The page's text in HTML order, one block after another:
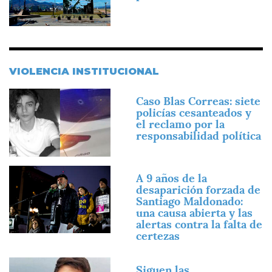
VIOLENCIA INSTITUCIONAL
Imagen
Caso Blas Correas: siete
policías cesanteados y
el reclamo por la
responsabilidad política
Imagen
A 9 años de la
desaparición forzada de
Santiago Maldonado:
una causa abierta y las
alertas contra la falta de
certezas